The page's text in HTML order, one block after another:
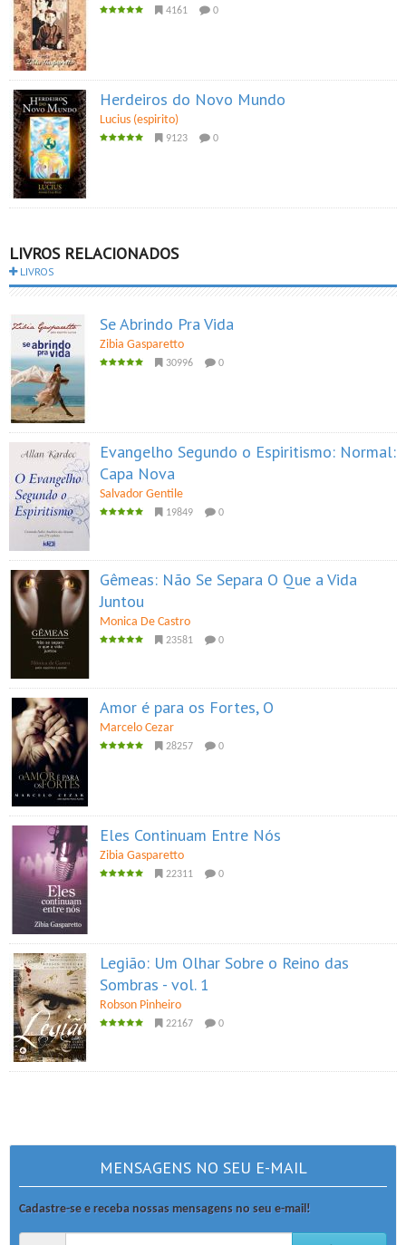
4161 0
Herdeiros do Novo Mundo
Lucius (espirito)
9123 0
LIVROS RELACIONADOS
LIVROS
Se Abrindo Pra Vida
Zibia Gasparetto
30996 0
Evangelho Segundo o Espiritismo: Normal:
Capa Nova
Salvador Gentile
19849 0
Gêmeas: Não Se Separa O Que a Vida
Juntou
Monica De Castro
23581 0
Amor é para os Fortes, O
Marcelo Cezar
28257 0
Eles Continuam Entre Nós
Zibia Gasparetto
22311 0
Legião: Um Olhar Sobre o Reino das
Sombras - vol. 1
Robson Pinheiro
22167 0
MENSAGENS NO SEU E-MAIL
Cadastre-se e receba nossas mensagens no seu e-mail!